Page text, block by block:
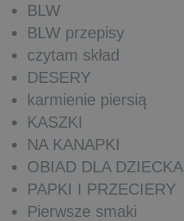
BLW
BLW przepisy
czytam skład
DESERY
karmienie piersią
KASZKI
NA KANAPKI
OBIAD DLA DZIECKA
PAPKI I PRZECIERY
Pierwsze smaki